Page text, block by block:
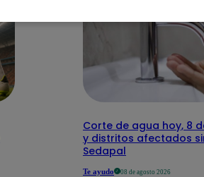
Corte de agua hoy, 8
y distritos afectados
Sedapal
Te ayudo 08 de agosto 2026